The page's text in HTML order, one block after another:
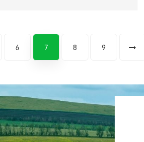
6 7 8 9